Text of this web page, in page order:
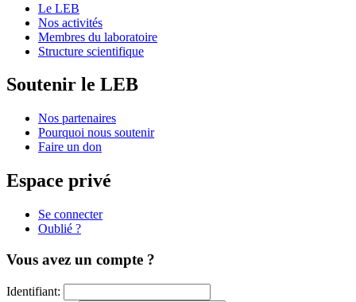
Le LEB
Nos activités
Membres du laboratoire
Structure scientifique
Soutenir le LEB
Nos partenaires
Pourquoi nous soutenir
Faire un don
Espace privé
Se connecter
Oublié ?
Vous avez un compte ?
Identifiant: